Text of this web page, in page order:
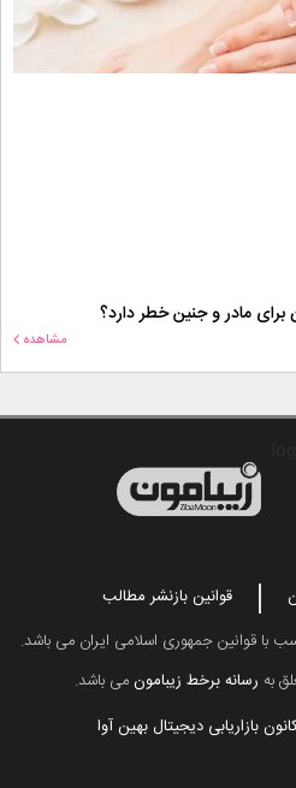
برای مادر و جنین خطر دارد؟
مشاهده
قوانین بازنشر مطالب
با قوانین جمهوری اسلامی ایران می باشد.
به رسانه برخط زیبامونمی باشد.
بازاریابی دیجیتال بهین آوا